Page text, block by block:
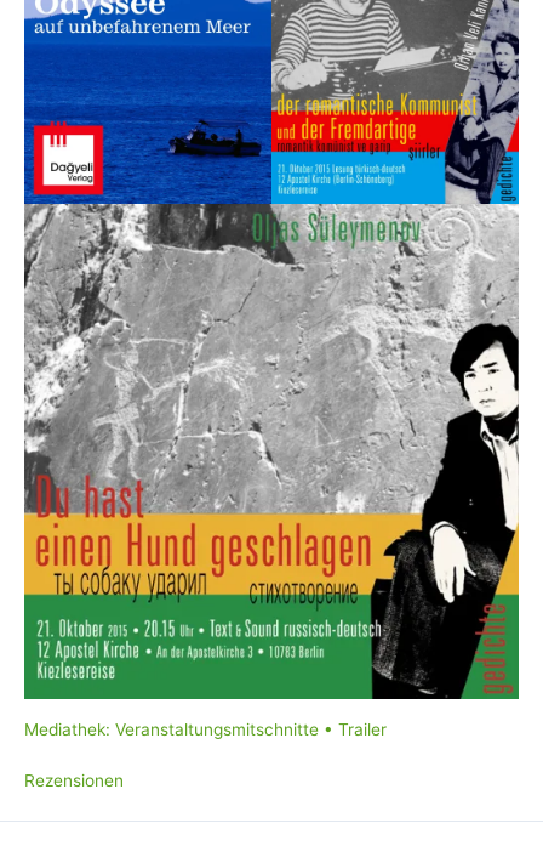
Mediathek: Veranstaltungsmitschnitte • Trailer
Rezensionen